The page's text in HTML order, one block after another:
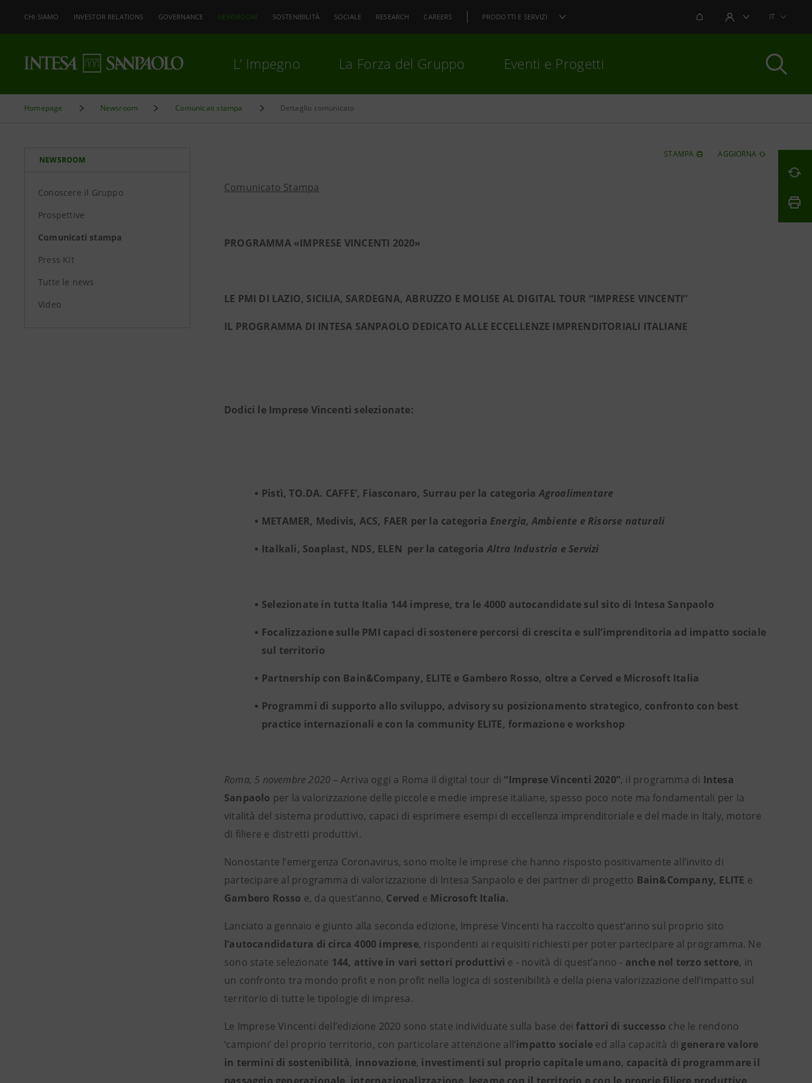
CHI SIAMO INVESTOR RELATIONS GOVERNANCE NEWSROOM SOSTENIBILITÀ SOCIALE RESEARCH CAREERS PRODOTTI E SERVIZI NOTIFICHEAREA UTENTEIT
L’ Impegno La Forza del Gruppo Eventi e Progetti
Homepage Newsroom Comunicati stampa Dettaglio comunicato
NEWSROOM
Conoscere il Gruppo
Prospettive
Comunicati stampa
Press Kit
Tutte le news
Video
STAMPA AGGIORNA
Comunicato Stampa
PROGRAMMA «IMPRESE VINCENTI 2020»
LE PMI DI LAZIO, SICILIA, SARDEGNA, ABRUZZO E MOLISE AL DIGITAL TOUR “IMPRESE VINCENTI”
IL PROGRAMMA DI INTESA SANPAOLO DEDICATO ALLE ECCELLENZE IMPRENDITORIALI ITALIANE
Dodici le Imprese Vincenti selezionate:
Pistì, TO.DA. CAFFE’, Fiasconaro, Surrau per la categoriaAgroalimentare
METAMER, Medivis, ACS, FAER per la categoria Energia, Ambiente e Risorse naturali
Italkali, Soaplast, NDS, ELEN per la categoriaAltra Industria e Servizi
Selezionate in tutta Italia 144 imprese, tra le 4000 autocandidate sul sito di Intesa Sanpaolo
Focalizzazione sulle PMI capaci di sostenere percorsi di crescita e sull’imprenditoria ad impatto sociale
sul territorio
Partnership con Bain&Company, ELITE e Gambero Rosso, oltre a Cerved e Microsoft Italia
Programmi di supporto allo sviluppo, advisory su posizionamento strategico, confronto con best
practice internazionali e con la community ELITE, formazione e workshop
Roma, 5 novembre 2020 – Arriva oggi a Roma il digital tour di“Imprese Vincenti 2020”, il programma di Intesa
Sanpaolo per la valorizzazione delle piccole e medie imprese italiane, spesso poco note ma fondamentali per la
vitalità del sistema produttivo, capaci di esprimere esempi di eccellenza imprenditoriale e del made in Italy, motore
di filiere e distretti produttivi.
Nonostante l’emergenza Coronavirus, sono molte le imprese che hanno risposto positivamente all’invito di
partecipare al programma di valorizzazione di Intesa Sanpaolo e dei partner di progetto Bain&Company, ELITE e
Gambero Rosso e, da quest’anno, Cerved e Microsoft Italia.
Lanciato a gennaio e giunto alla seconda edizione, Imprese Vincenti ha raccolto quest’anno sul proprio sito
l’autocandidatura di circa 4000 imprese, rispondenti ai requisiti richiesti per poter partecipare al programma. Ne
sono state selezionate 144, attive in vari settori produttivi e - novità di quest’anno - anche nel terzo settore, in
un confronto tra mondo profit e non profit nella logica di sostenibilità e della piena valorizzazione dell’impatto sul
territorio di tutte le tipologie di impresa.
Le Imprese Vincenti dell’edizione 2020 sono state individuate sulla base dei fattori di successo che le rendono
‘campioni’ del proprio territorio, con particolare attenzione all’impatto sociale ed alla capacità di generare valore
in termini di sostenibilità, innovazione, investimenti sul proprio capitale umano, capacità di programmare il